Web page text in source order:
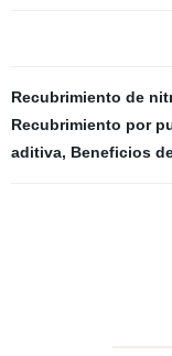
Recubrimiento de
Recubrimiento por
aditiva, Beneficios